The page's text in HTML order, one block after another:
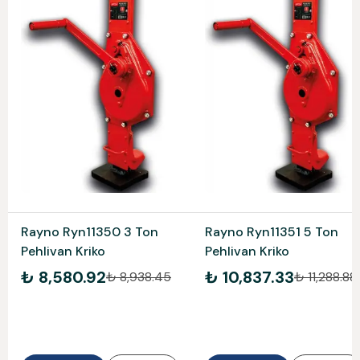
Rayno Ryn11350 3 Ton
Pehlivan Kriko
₺ 8,580.92₺ 8,938.45
Rayno Ryn11351 5 Ton
Pehlivan Kriko
₺ 10,837.33₺ 11,288.88